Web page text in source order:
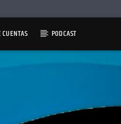
PODCAST